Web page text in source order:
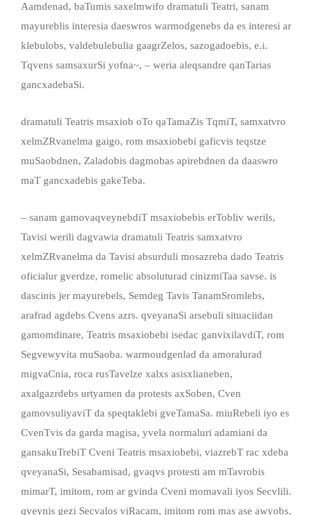
Aamdenad, baTumis saxelmwifo dramatuli Teatri, sanam
mayureblis interesia daeswros warmodgenebs da es interesi ar
klebulobs, valdebulebulia gaagrZelos, sazogadoebis, e.i.
Tqvens samsaxurSi yofna~, – weria aleqsandre qanTarias
gancxadebaSi.
dramatuli Teatris msaxiob oTo qaTamaZis TqmiT, samxatvro
xelmZRvanelma gaigo, rom msaxiobebi gaficvis teqstze
muSaobdnen, Zaladobis dagmobas apirebdnen da daaswro
maT gancxadebis gakeTeba.
– sanam gamovaqveynebdiT msaxiobebis erTobliv werils,
Tavisi werili dagvawia dramatuli Teatris samxatvro
xelmZRvanelma da Tavisi absurduli mosazreba dado Teatris
oficialur gverdze, romelic absoluturad cinizmiTaa savse. is
dascinis jer mayurebels, Semdeg Tavis TanamSromlebs,
arafrad agdebs Cvens azrs. qveyanaSi arsebuli situaciidan
gamomdinare, Teatris msaxiobebi isedac ganvixilavdiT, rom
Segvewyvita muSaoba. warmoudgenlad da amoralurad
migvaCnia, roca rusTavelze xalxs asisxlianeben,
axalgazrdebs urtyamen da protests axSoben, Cven
gamovsuliyaviT da speqtaklebi gveTamaSa. miuRebeli iyo es
CvenTvis da garda magisa, yvela normaluri adamiani da
gansakuTrebiT Cveni Teatris msaxiobebi, viazrebT rac xdeba
qveyanaSi, Sesabamisad, gvaqvs protesti am mTavrobis
mimarT, imitom, rom ar gvinda Cveni momavali iyos Secvlili.
qveynis gezi Secvalos viRacam, imitom rom mas ase awyobs.